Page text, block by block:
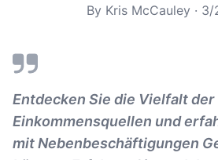
By Kris McCauley · 3/
Entdecken Sie die Vielfalt
Einkommensquellen und
mit Nebenbeschäftigungen